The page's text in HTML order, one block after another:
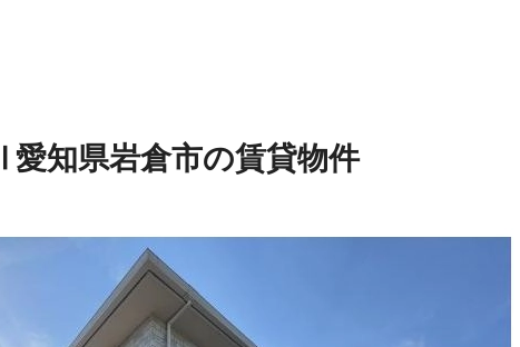
愛知県岩倉市の賃貸物件